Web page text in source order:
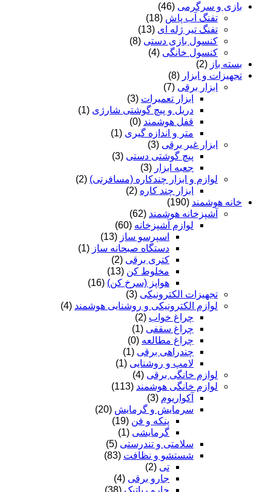
بازی و سرگرمی (46)
تفنگ آب پاش (18)
تفنگ تیر ژله ای (13)
کنسول بازی دستی (8)
کنسول خانگی (4)
بسته باز (2)
تجهیزات و ابزار (8)
ابزار برقی (7)
ابزار تعمیرات (3)
دریل و پیچ گوشتی شارژی (1)
قفل هوشمند (0)
متر و اندازه گیری (1)
ابزار غیر برقی (3)
پیچ گوشتی دستی (3)
جعبه ابزار (3)
لوازم و ابزار چندکاره (مسافرتی) (2)
ابزار چند کاره (2)
خانه هوشمند (190)
آشپزخانه هوشمند (62)
لوازم آشپزخانه (60)
اسپرسو ساز (13)
دستگاه صبحانه ساز (1)
کتری برقی (2)
مخلوط کن (13)
هواپز (سرخ کن) (16)
تجهیزات الکترونیکی (3)
لوازم الکترونیکی و روشنایی هوشمند (4)
چراغ خواب (2)
چراغ سقفی (1)
چراغ مطالعه (0)
چندراهی برقی (1)
لامپ و روشنایی (1)
لوازم خانگی برقی (4)
لوازم خانگی هوشمند (113)
آکواریوم (3)
سرمایش و گرمایش (20)
پنکه و فن (19)
گرمایشی (1)
سلامتی و تندرستی (5)
شستشو و نظافت (83)
تی (2)
جارو برقی (4)
جارو رباتیک (38)